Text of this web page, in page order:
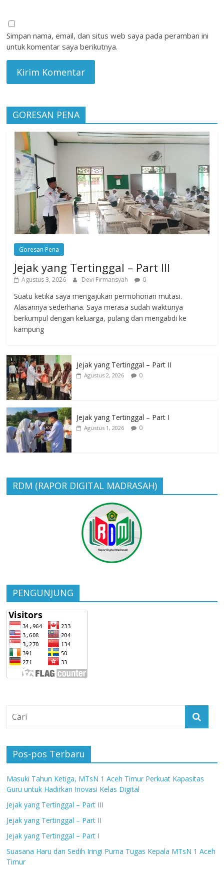
Simpan nama, email, dan situs web saya pada peramban ini
untuk komentar saya berikutnya.
GORESAN PENA
Goresan Pena
Jejak yang Tertinggal – Part III
Agustus 3, 2026 Devi Firmansyah 0
Suatu ketika saya mengajukan permohonan mutasi.
Alasannya sederhana. Saya merasa sudah waktunya
berkumpul dengan keluarga, pulang dan mengabdi ke
kampung
Jejak yang Tertinggal – Part II
Agustus 2, 2026 0
Jejak yang Tertinggal – Part I
Agustus 1, 2026 0
RDM (RAPOR DIGITAL MADRASAH)
PENGUNJUNG
Pos-pos Terbaru
Masuki Tahun Ketiga, MTsN 1 Aceh Timur Perkuat Kapasitas
Guru untuk Hadirkan Inovasi Kelas Digital
Jejak yang Tertinggal – Part III
Jejak yang Tertinggal – Part II
Jejak yang Tertinggal – Part I
Suasana Haru dan Sedih Iringi Purna Tugas Kepala MTsN 1 Aceh
Timur